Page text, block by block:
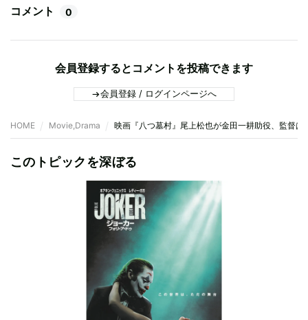
コメント 0
会員登録するとコメントを投稿できます
会員登録 / ログインページへ
HOME Movie,Drama 映画『八つ墓村』尾上松也が金田一耕助役、監督
このトピックを深ぼる